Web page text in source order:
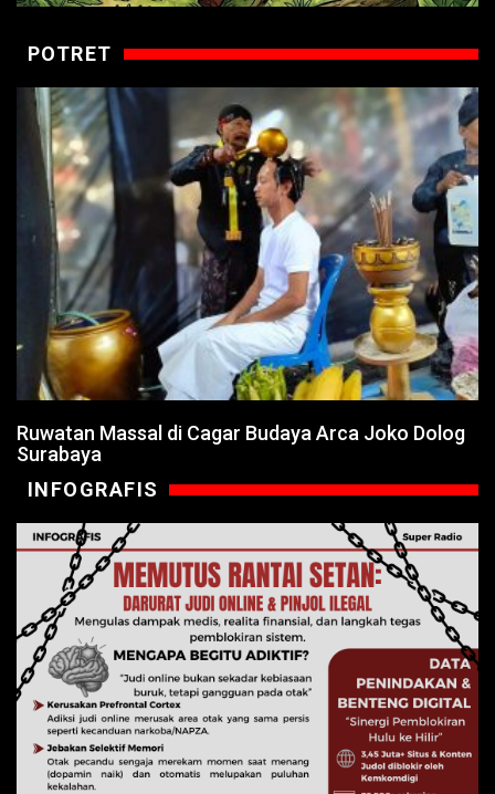
POTRET
Ruwatan Massal di Cagar Budaya Arca Joko Dolog
Surabaya
INFOGRAFIS